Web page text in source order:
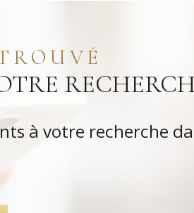
à votre recherche